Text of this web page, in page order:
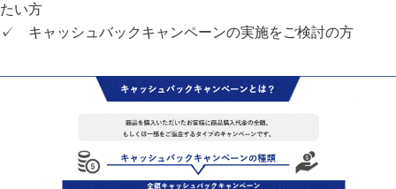
たい方
✓ キャッシュバックキャンペーンの実施をご検討の方